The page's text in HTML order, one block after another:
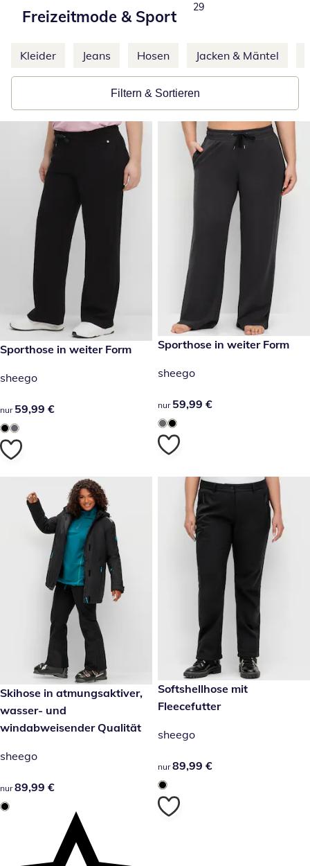
Freizeitmode & Sport
Produkte
29
Weitere Kategorien überspringen
Kleider Jeans Hosen Jacken & Mäntel
Filtern & Sortieren
59,99 €
Sporthose in weiter Form
sheego
59,99 €
nur 59,99 €
59,99 €
Sporthose in weiter Form
sheego
59,99 €
nur 59,99 €
89,99 €
Skihose in atmungsaktiver,
wasser- und
windabweisender Qualität
sheego
89,99 €
nur 89,99 €
89,99 €
Softshellhose mit
Fleecefutter
sheego
89,99 €
nur 89,99 €